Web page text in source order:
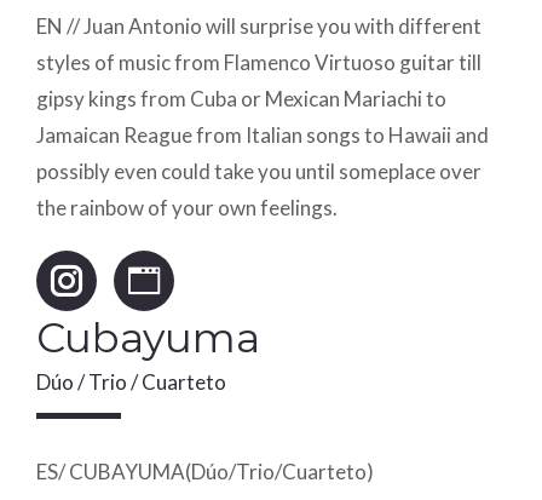
EN // Juan Antonio will surprise you with different
styles of music from Flamenco Virtuoso guitar till
gipsy kings from Cuba or Mexican Mariachi to
Jamaican Reague from Italian songs to Hawaii and
possibly even could take you until someplace over
the rainbow of your own feelings.
InstagramWebsite
Cubayuma
Dúo / Trio / Cuarteto
ES/ CUBAYUMA(Dúo/Trio/Cuarteto)